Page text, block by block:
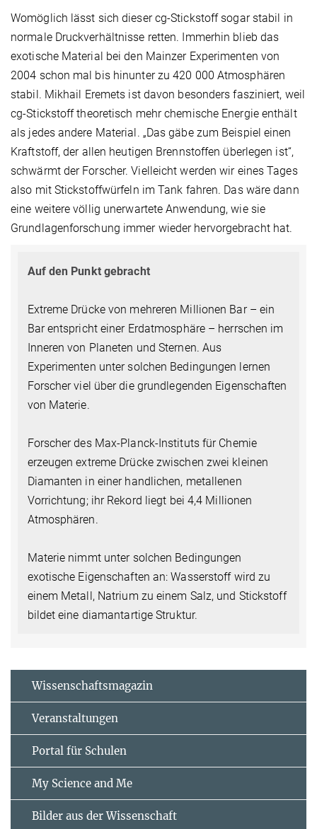
Womöglich lässt sich dieser cg-Stickstoff sogar stabil in
normale Druckverhältnisse retten. Immerhin blieb das
exotische Material bei den Mainzer Experimenten von
2004 schon mal bis hinunter zu 420 000 Atmosphären
stabil. Mikhail Eremets ist davon besonders fasziniert, weil
cg-Stickstoff theoretisch mehr chemische Energie enthält
als jedes andere Material. „Das gäbe zum Beispiel einen
Kraftstoff, der allen heutigen Brennstoffen überlegen ist“,
schwärmt der Forscher. Vielleicht werden wir eines Tages
also mit Stickstoffwürfeln im Tank fahren. Das wäre dann
eine weitere völlig unerwartete Anwendung, wie sie
Grundlagenforschung immer wieder hervorgebracht hat.
Auf den Punkt gebracht
Extreme Drücke von mehreren Millionen Bar – ein
Bar entspricht einer Erdatmosphäre – herrschen im
Inneren von Planeten und Sternen. Aus
Experimenten unter solchen Bedingungen lernen
Forscher viel über die grundlegenden Eigenschaften
von Materie.
Forscher des Max-Planck-Instituts für Chemie
erzeugen extreme Drücke zwischen zwei kleinen
Diamanten in einer handlichen, metallenen
Vorrichtung; ihr Rekord liegt bei 4,4 Millionen
Atmosphären.
Materie nimmt unter solchen Bedingungen
exotische Eigenschaften an: Wasserstoff wird zu
einem Metall, Natrium zu einem Salz, und Stickstoff
bildet eine diamantartige Struktur.
Wissenschaftsmagazin
Veranstaltungen
Portal für Schulen
My Science and Me
Bilder aus der Wissenschaft